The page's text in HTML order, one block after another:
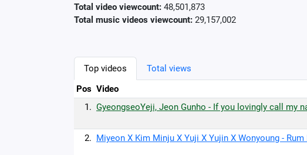
Total video viewcount: 48,501,873
Total music videos viewcount: 29,157,002
Top videos
Total views
Pos Video
1. GyeongseoYeji, Jeon Gunho - If you lovingly call my
2. Miyeon X Kim Minju X Yuji X Yujin X Wonyoung - Rum